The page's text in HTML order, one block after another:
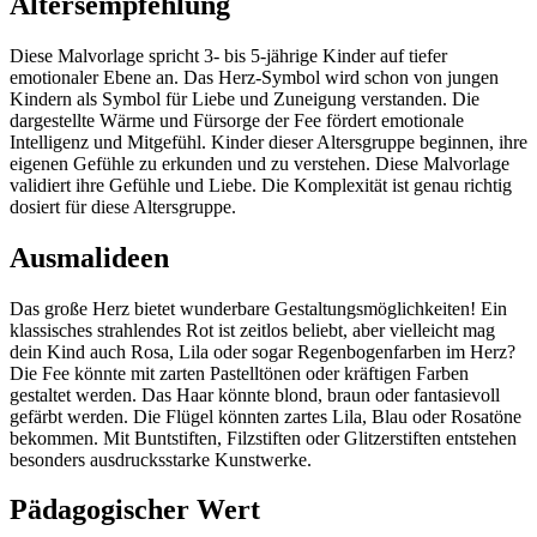
Diese Malvorlage spricht 3- bis 5-jährige Kinder auf tiefer
emotionaler Ebene an. Das Herz-Symbol wird schon von jungen
Kindern als Symbol für Liebe und Zuneigung verstanden. Die
dargestellte Wärme und Fürsorge der Fee fördert emotionale
Intelligenz und Mitgefühl. Kinder dieser Altersgruppe beginnen, ihre
eigenen Gefühle zu erkunden und zu verstehen. Diese Malvorlage
validiert ihre Gefühle und Liebe. Die Komplexität ist genau richtig
dosiert für diese Altersgruppe.
Ausmalideen
Das große Herz bietet wunderbare Gestaltungsmöglichkeiten! Ein
klassisches strahlendes Rot ist zeitlos beliebt, aber vielleicht mag
dein Kind auch Rosa, Lila oder sogar Regenbogenfarben im Herz?
Die Fee könnte mit zarten Pastelltönen oder kräftigen Farben
gestaltet werden. Das Haar könnte blond, braun oder fantasievoll
gefärbt werden. Die Flügel könnten zartes Lila, Blau oder Rosatöne
bekommen. Mit Buntstiften, Filzstiften oder Glitzerstiften entstehen
besonders ausdrucksstarke Kunstwerke.
Pädagogischer Wert